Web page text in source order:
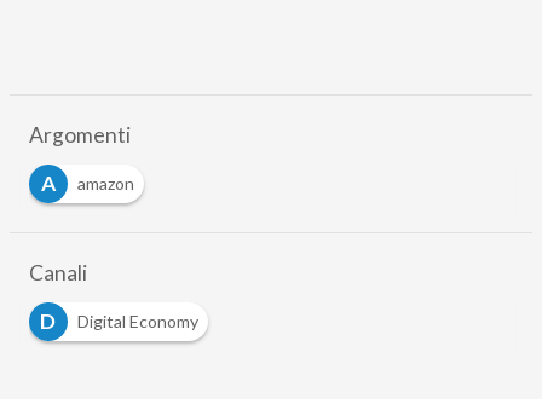
Argomenti
A
amazon
Canali
D
Digital Economy